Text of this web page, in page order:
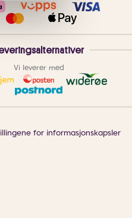
Vi leverer med
for informasjonskapsler